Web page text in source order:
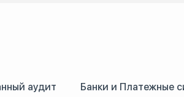
аудит Банки и Платежные
к другому агенту на Сейшелах и в Белизе